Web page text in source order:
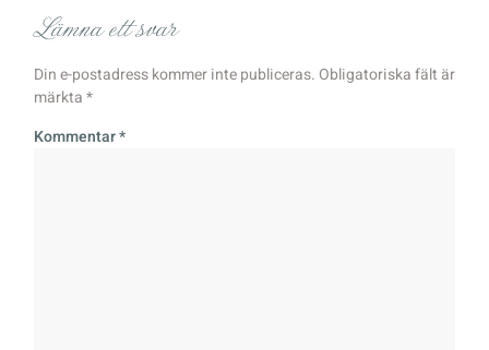
Lämna ett svar
Din e-postadress kommer inte publiceras. Obligatoriska fält är
märkta*
Kommentar*